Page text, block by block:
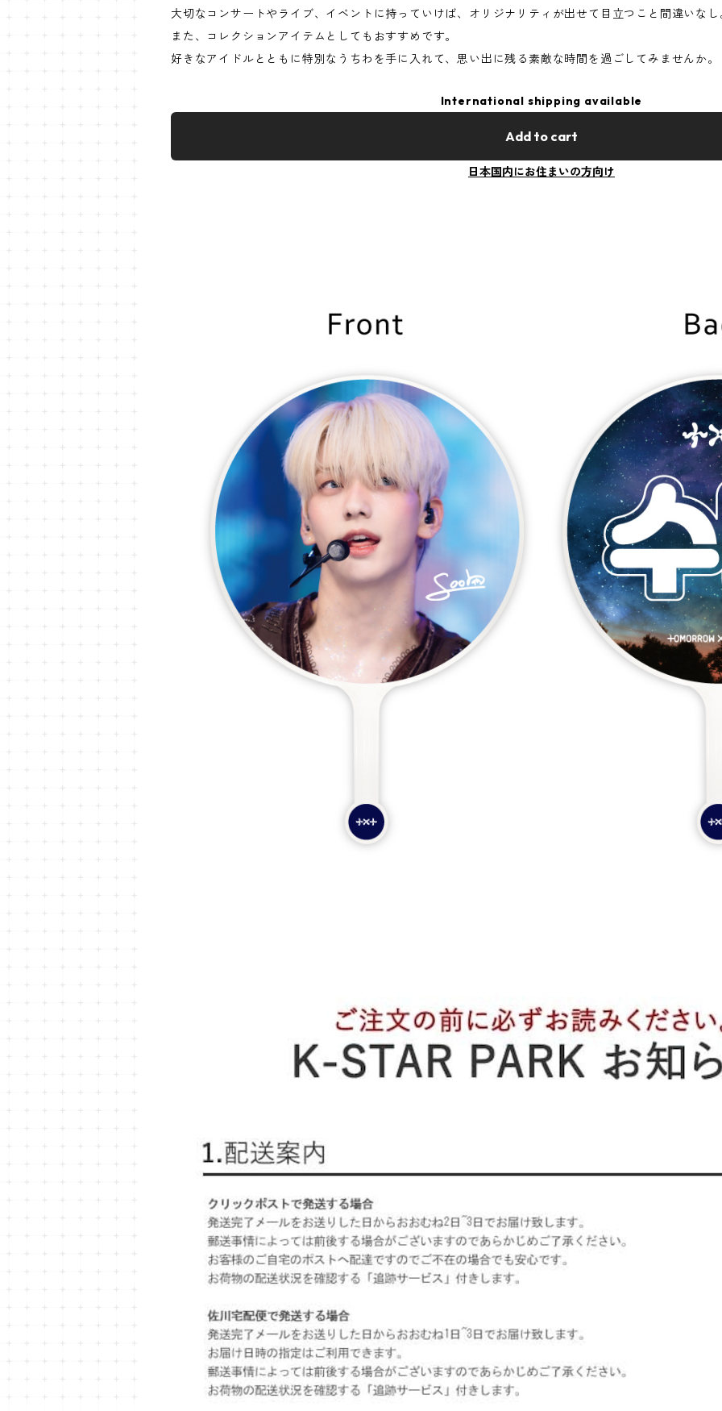
大切なコンサートやライブ、イベントに持っていけば、オリジナリティが出せて目立つこと間違いなし
また、コレクションアイテムとしてもおすすめです。
好きなアイドルとともに特別なうちわを手に入れて、思い出に残る素敵な時間を過ごしてみませんか。
International shipping available
Add to cart
日本国内にお住まいの方向け